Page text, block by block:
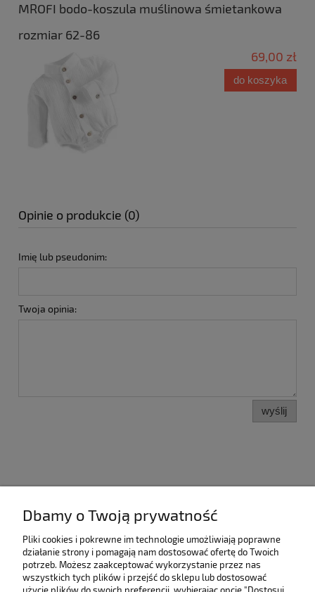
MROFI bodo-koszula muślinowa śmietankowa
rozmiar 62-86
69,00 zł
do koszyka
Opinie o produkcie (0)
Imię lub pseudonim:
Twoja opinia:
wyślij
Kategorie
Pomoc
Moje konto
Dbamy o Twoją prywatność
Pliki cookies i pokrewne im technologie umożliwiają poprawne
działanie strony i pomagają nam dostosować ofertę do Twoich
potrzeb. Możesz zaakceptować wykorzystanie przez nas
wszystkich tych plików i przejść do sklepu lub dostosować